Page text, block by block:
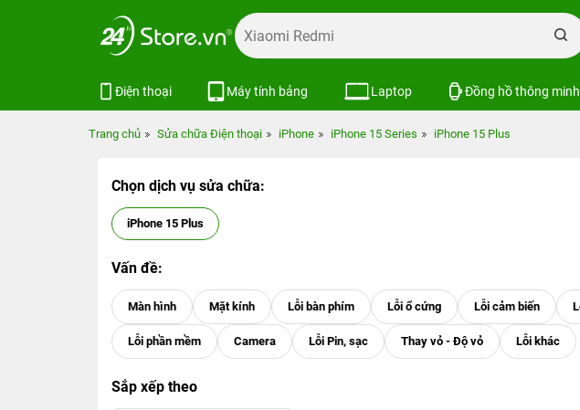
Điện thoại Máy tính bảng Laptop Đồng hồ thông minh
Trang chủ Sửa chữa Điện thoại iPhone iPhone 15 Series iPhone 15 Plus
Chọn dịch vụ sửa chữa:
iPhone 15 Plus
Vấn đề:
Sắp xếp theo